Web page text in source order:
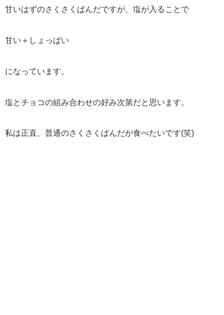
甘いはずのさくさくぱんだですが、塩が入ることで
甘い＋しょっぱい
になっています。
塩とチョコの組み合わせの好み次第だと思います。
私は正直、普通のさくさくぱんだが食べたいです(笑)